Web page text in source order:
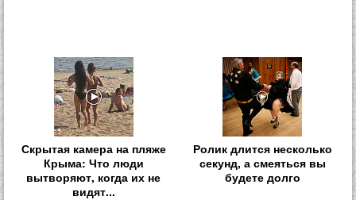
Скрытая камера на пляже
Крыма: Что люди
вытворяют, когда их не
видят...
Ролик длится несколько
секунд, а смеяться вы
будете долго